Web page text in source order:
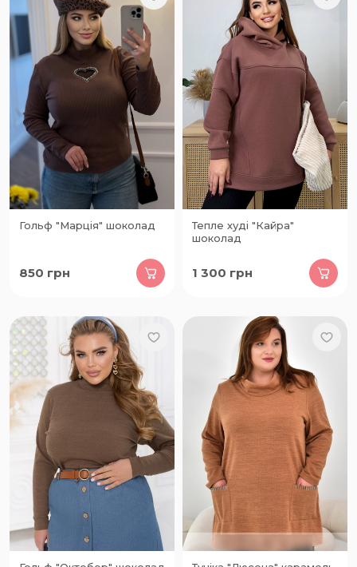
Гольф "Марція" шоколад
850 грн
Тепле худі "Кайра"
шоколад
1 300 грн